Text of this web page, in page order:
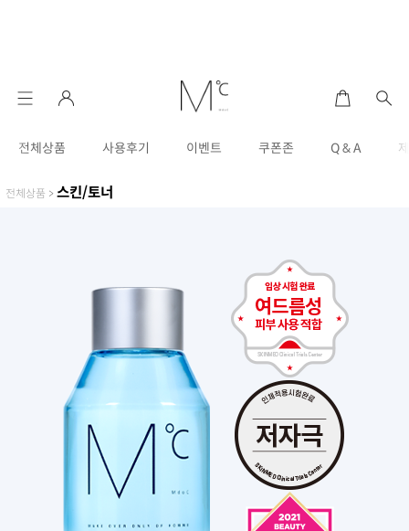
전체상품 사용후기 이벤트 쿠폰존 Q & A
전체상품 > 스킨/토너